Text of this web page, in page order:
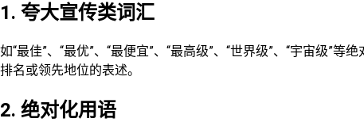
1. 夸大宣传类词汇
如“最佳”、“最优”、“最便宜”、“最高级”、“世界级”、“宇宙级”
排名或领先地位的表述。
2. 绝对化用语